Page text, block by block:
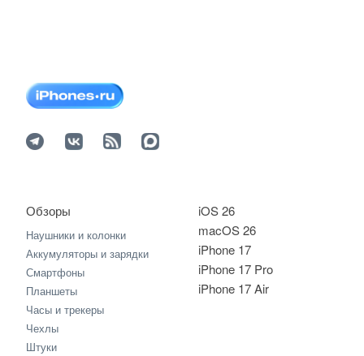
iOS 26
macOS 26
iPhone 17
iPhone 17 Pro
iPhone 17 Air
Обзоры
Наушники и колонки
Аккумуляторы и зарядки
Смартфоны
Планшеты
Часы и трекеры
Чехлы
Штуки